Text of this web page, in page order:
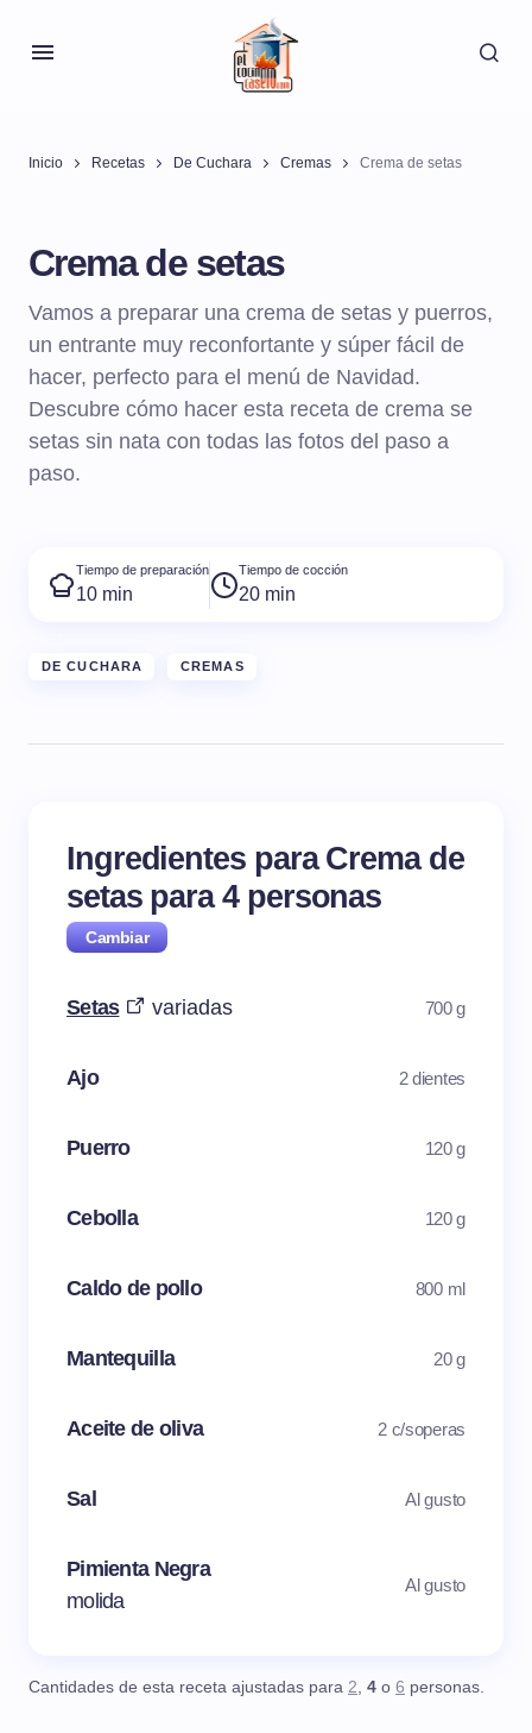
Inicio Recetas De Cuchara Cremas Crema de setas
Crema de setas
Vamos a preparar una crema de setas y puerros,
un entrante muy reconfortante y súper fácil de
hacer, perfecto para el menú de Navidad.
Descubre cómo hacer esta receta de crema se
setas sin nata con todas las fotos del paso a
paso.
Tiempo de preparación
10 min
Tiempo de cocción
20 min
DE CUCHARA CREMAS
Ingredientes para Crema de
setas para4 personas
Setas variadas 700 g
Ajo 2 dientes
Puerro 120 g
Cebolla 120 g
Caldo de pollo 800 ml
Mantequilla 20 g
Aceite de oliva 2 c/soperas
Sal Al gusto
Pimienta Negra
molida
Al gusto
Cantidades de esta receta ajustadas para 2, 4 o 6 personas.